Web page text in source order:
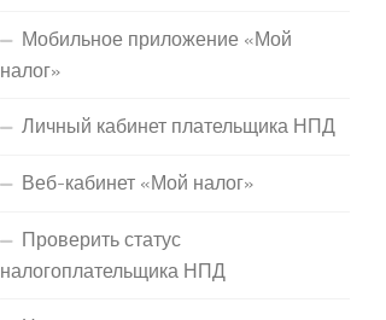
Мобильное приложение «Мой
налог»
Личный кабинет плательщика НПД
Веб-кабинет «Мой налог»
Проверить статус
налогоплательщика НПД